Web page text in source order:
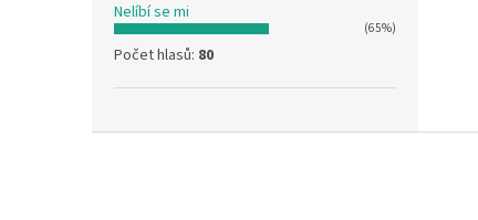
Nelíbí se mi
(65%)
Počet hlasů: 80